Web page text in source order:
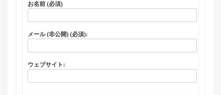
お名前 (必須)
メール (非公開) (必須):
ウェブサイト: